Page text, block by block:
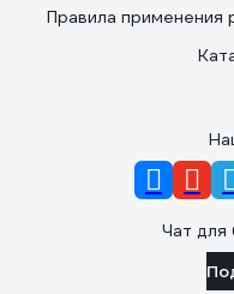
Правила применения
Чат для